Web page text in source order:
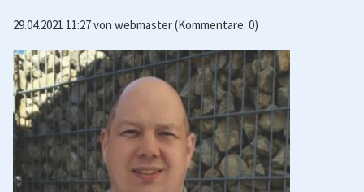
29.04.2021 11:27von webmaster(Kommentare: 0)